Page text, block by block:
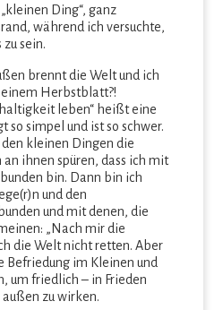
Ding“, ganz
während ich versuchte,
sein.
brennt die Welt und ich
Herbstblatt?!
leben“ heißt eine
so simpel und ist so schwer.
kleinen Dingen die
ihnen spüren, dass ich mit
bin. Dann bin ich
und den
und mit denen, die
„Nach mir die
die Welt nicht retten. Aber
Befriedung im Kleinen und
um friedlich – in Frieden
außen zu wirken.